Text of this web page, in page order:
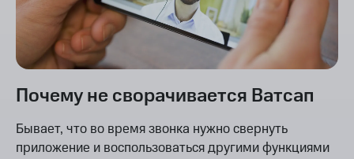
Почему не сворачивается Ватсап
Бывает, что во время звонка нужно свернуть
приложение и воспользоваться другими функциями